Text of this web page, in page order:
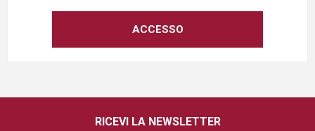
RICEVI LA NEWSLETTER